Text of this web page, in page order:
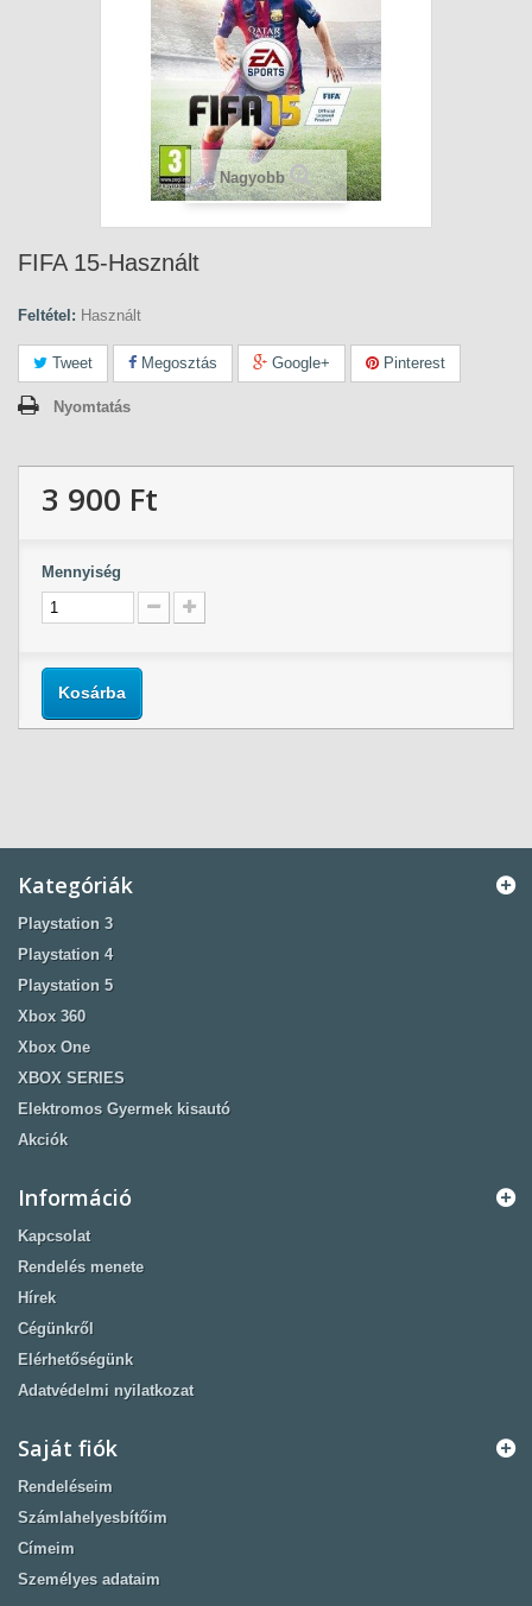
Nagyobb
FIFA 15-Használt
Feltétel: Használt
Tweet Megosztás Google+ Pinterest
Nyomtatás
3 900 Ft‎
Mennyiség
Kosárba
Kategóriák
Playstation 3
Playstation 4
Playstation 5
Xbox 360
Xbox One
XBOX SERIES
Elektromos Gyermek kisautó
Akciók
Információ
Kapcsolat
Rendelés menete
Hírek
Cégünkről
Elérhetőségünk
Adatvédelmi nyilatkozat
Saját fiók
Rendeléseim
Számlahelyesbítőim
Címeim
Személyes adataim